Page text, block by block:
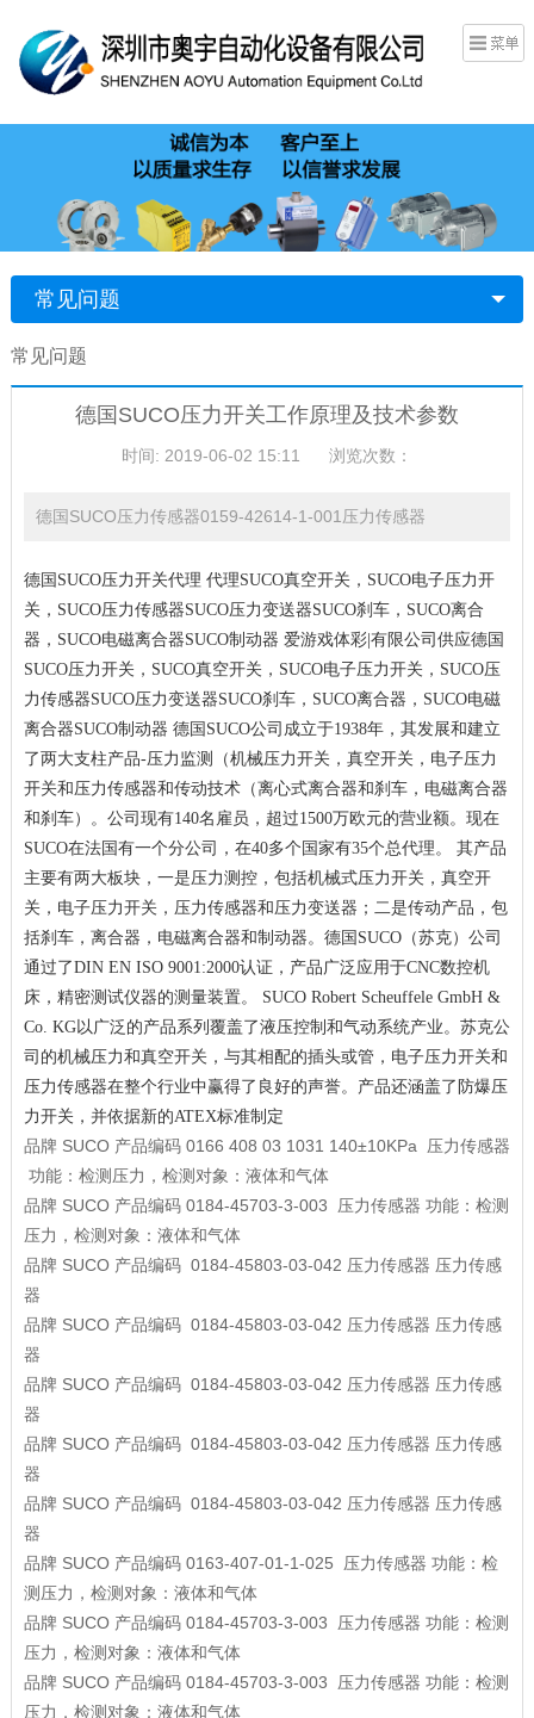
常见问题
常见问题
德国SUCO压力开关工作原理及技术参数
时间: 2019-06-02 15:11 浏览次数：
德国SUCO压力传感器0159-42614-1-001压力传感器
德国SUCO压力开关代理 代理SUCO真空开关，SUCO电子压力开
关，SUCO压力传感器SUCO压力变送器SUCO刹车，SUCO离合
器，SUCO电磁离合器SUCO制动器 爱游戏体彩|有限公司供应德国
SUCO压力开关，SUCO真空开关，SUCO电子压力开关，SUCO压
力传感器SUCO压力变送器SUCO刹车，SUCO离合器，SUCO电磁
离合器SUCO制动器 德国SUCO公司成立于1938年，其发展和建立
了两大支柱产品-压力监测（机械压力开关，真空开关，电子压力
开关和压力传感器和传动技术（离心式离合器和刹车，电磁离合器
和刹车）。公司现有140名雇员，超过1500万欧元的营业额。现在
SUCO在法国有一个分公司，在40多个国家有35个总代理。 其产品
主要有两大板块，一是压力测控，包括机械式压力开关，真空开
关，电子压力开关，压力传感器和压力变送器；二是传动产品，包
括刹车，离合器，电磁离合器和制动器。德国SUCO（苏克）公司
通过了DIN EN ISO 9001:2000认证，产品广泛应用于CNC数控机
床，精密测试仪器的测量装置。 SUCO Robert Scheuffele GmbH &
Co. KG以广泛的产品系列覆盖了液压控制和气动系统产业。苏克公
司的机械压力和真空开关，与其相配的插头或管，电子压力开关和
压力传感器在整个行业中赢得了良好的声誉。产品还涵盖了防爆压
力开关，并依据新的ATEX标准制定
品牌 SUCO 产品编码 0166 408 03 1031 140±10KPa
压力传感器
功能：检测压力，检测对象：液体和气体
品牌 SUCO 产品编码 0184-45703-3-003 压力传感器 功能：检测
压力，检测对象：液体和气体
品牌 SUCO 产品编码 0184-45803-03-042 压力传感器 压力传感
器
品牌 SUCO 产品编码 0184-45803-03-042 压力传感器 压力传感
器
品牌 SUCO 产品编码 0184-45803-03-042 压力传感器 压力传感
器
品牌 SUCO 产品编码 0184-45803-03-042 压力传感器 压力传感
器
品牌 SUCO 产品编码 0184-45803-03-042 压力传感器 压力传感
器
品牌 SUCO 产品编码 0163-407-01-1-025 压力传感器 功能：检
测压力，检测对象：液体和气体
品牌 SUCO 产品编码 0184-45703-3-003 压力传感器 功能：检测
压力，检测对象：液体和气体
品牌 SUCO 产品编码 0184-45703-3-003 压力传感器 功能：检测
压力，检测对象：液体和气体